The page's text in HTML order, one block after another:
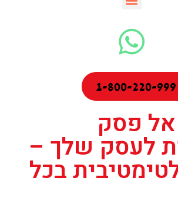
פסק
לעסק שלך –
בכל